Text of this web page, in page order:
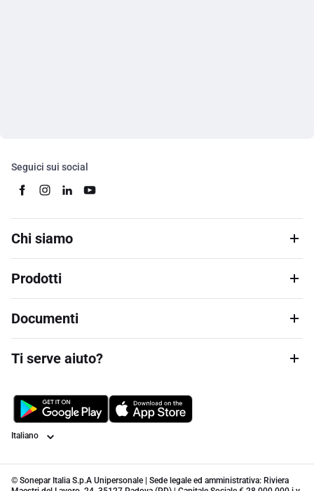
Seguici sui social
Chi siamo
Prodotti
Documenti
Ti serve aiuto?
Lingua
© Sonepar Italia S.p.A Unipersonale | Sede legale ed amministrativa: Riviera